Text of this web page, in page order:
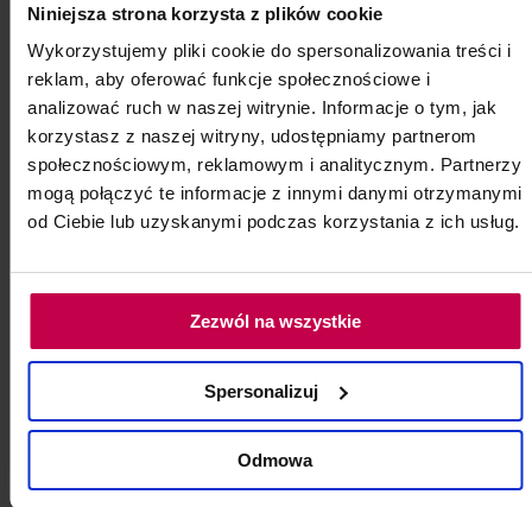
Niniejsza strona korzysta z plików cookie
Wykorzystujemy pliki cookie do spersonalizowania treści i
reklam, aby oferować funkcje społecznościowe i
analizować ruch w naszej witrynie. Informacje o tym, jak
korzystasz z naszej witryny, udostępniamy partnerom
społecznościowym, reklamowym i analitycznym. Partnerzy
mogą połączyć te informacje z innymi danymi otrzymanymi
od Ciebie lub uzyskanymi podczas korzystania z ich usług.
Zezwól na wszystkie
Spersonalizuj
Odmowa
do koszyka
Dostępny w sklepie
Zamów do firmy pod wskazany adres
Standardowa wysyłka w 24 godziny
Darmowa dostawa dla zamówień od 250 zł
Zwrot 14 dni